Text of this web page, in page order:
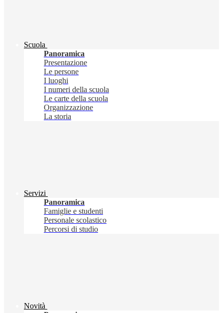
Scuola
Panoramica
Presentazione
Le persone
I luoghi
I numeri della scuola
Le carte della scuola
Organizzazione
La storia
Servizi
Panoramica
Famiglie e studenti
Personale scolastico
Percorsi di studio
Novità